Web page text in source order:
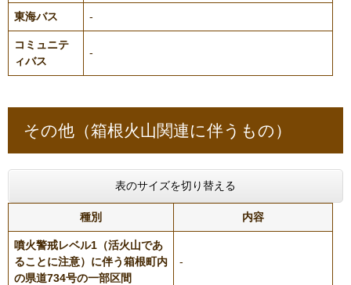
東海バス -
コミュニテ
ィバス
-
その他（箱根火山関連に伴うもの）
表のサイズを切り替える
種別 内容
噴火警戒レベル1（活火山であ
ることに注意）に伴う箱根町内
の県道734号の一部区間
-